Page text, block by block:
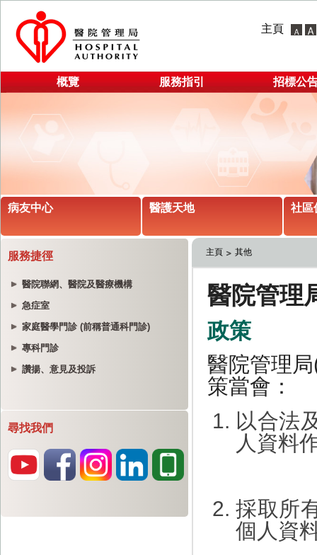
主頁
概覽 服務指引 招標公
病友中心 醫護天地 社區
服務捷徑
醫院聯網、醫院及醫療機構
急症室
家庭醫學門診 (前稱普通科門診)
專科門診
讚揚、意見及投訴
尋找我們
主頁 其他